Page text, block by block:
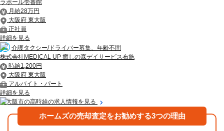
ラポール壱番館
月給28万円
大阪府 東大阪
正社員
詳細を見る
介護タクシー/ドライバー募集、年齢不問
株式会社MEDICAL UP 癒しの森デイサービス布施
時給1,200円
大阪府 東大阪
アルバイト・パート
詳細を見る
東大阪市の高時給の求人情報を見る
ホームズの売却査定をお勧めする3つの理由